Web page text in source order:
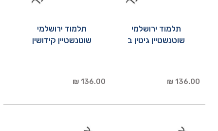
תלמוד ירושלמי
שוטנשטיין גיטין ב
136.00 ₪
תלמוד ירושלמי
שוטנשטיין קידושין
136.00 ₪